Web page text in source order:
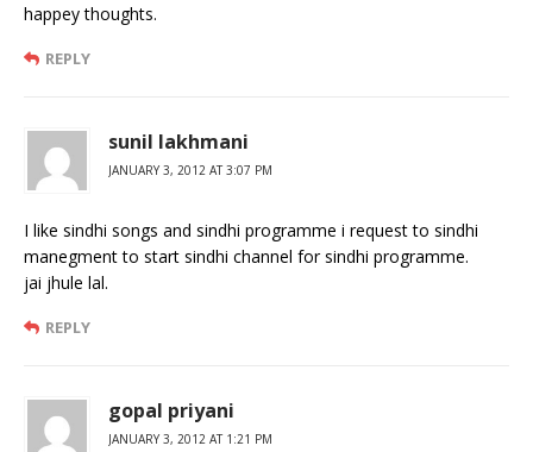
happey thoughts.
REPLY
sunil lakhmani
JANUARY 3, 2012 AT 3:07 PM
I like sindhi songs and sindhi programme i request to sindhi
manegment to start sindhi channel for sindhi programme.
jai jhule lal.
REPLY
gopal priyani
JANUARY 3, 2012 AT 1:21 PM